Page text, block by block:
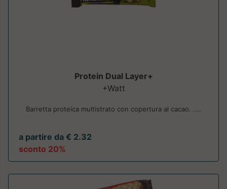
Protein Dual Layer+
+Watt
Barretta proteica multistrato con copertura al cacao. ....
a partire da € 2.32
sconto 20%